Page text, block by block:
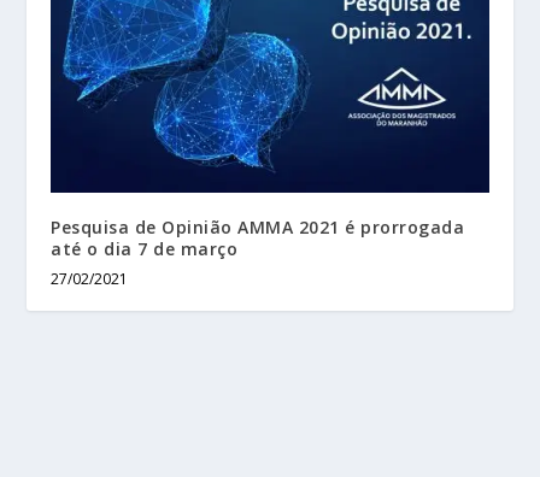
Pesquisa de Opinião AMMA 2021 é prorrogada
até o dia 7 de março
27/02/2021